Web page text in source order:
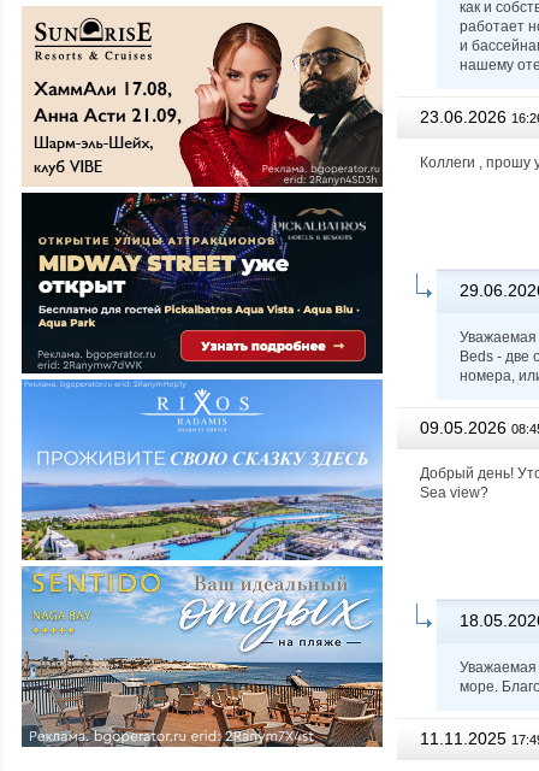
как и
работает
и
нашему
23.06.2026
Коллеги , прошу
Уважаемая
Beds - две
номера,
09.05.2026
Добрый день!
Sea view?
Уважаемая
море.
11.11.2025